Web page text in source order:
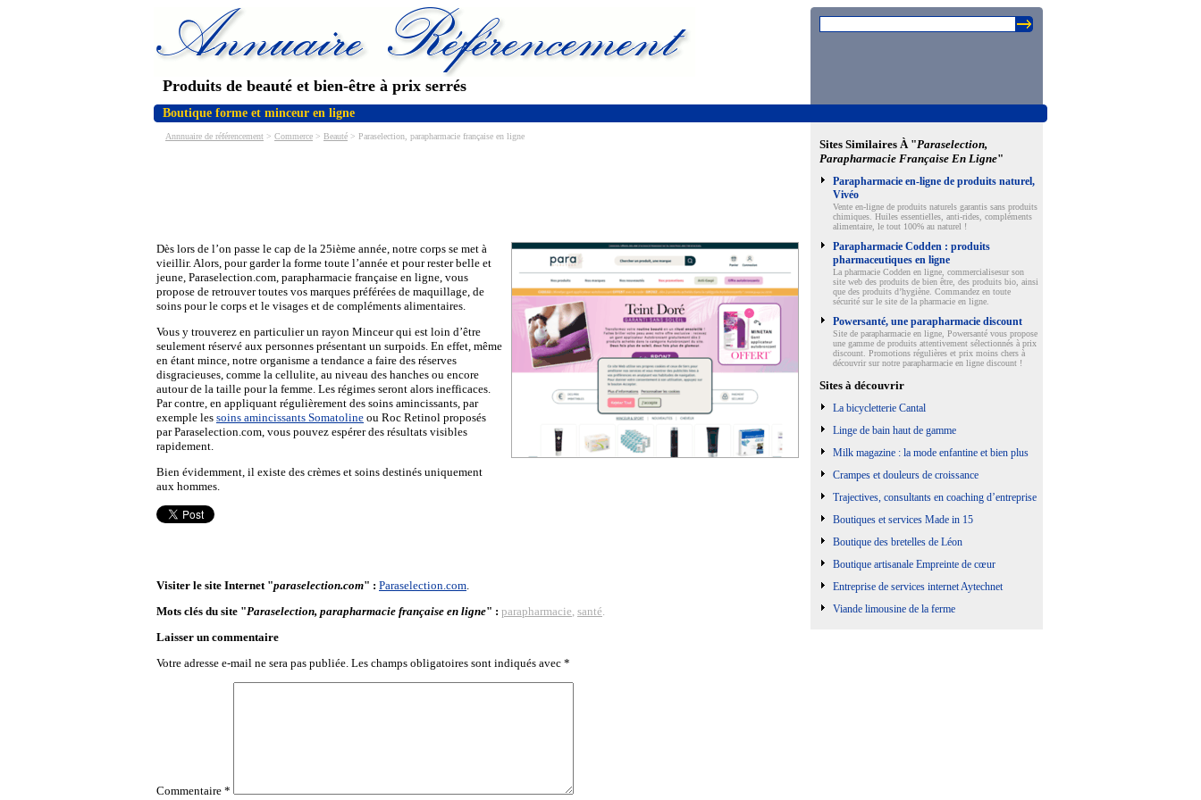
Produits de beauté et bien-être à prix serrés
Boutique forme et minceur en ligne
Annnuaire de référencement > Commerce > Beauté > Paraselection, parapharmacie française en ligne
Dès lors de l’on passe le cap de la 25ième année, notre corps se met à
vieillir. Alors, pour garder la forme toute l’année et pour rester belle et
jeune, Paraselection.com, parapharmacie française en ligne, vous
propose de retrouver toutes vos marques préférées de maquillage, de
soins pour le corps et le visages et de compléments alimentaires.
Vous y trouverez en particulier un rayon Minceur qui est loin d’être
seulement réservé aux personnes présentant un surpoids. En effet, même
en étant mince, notre organisme a tendance a faire des réserves
disgracieuses, comme la cellulite, au niveau des hanches ou encore
autour de la taille pour la femme. Les régimes seront alors inefficaces.
Par contre, en appliquant régulièrement des soins amincissants, par
exemple les soins amincissants Somatoline ou Roc Retinol proposés
par Paraselection.com, vous pouvez espérer des résultats visibles
rapidement.
Bien évidemment, il existe des crèmes et soins destinés uniquement
aux hommes.
Visiter le site Internet "paraselection.com" : Paraselection.com.
Mots clés du site "Paraselection, parapharmacie française en ligne" : parapharmacie, santé.
Laisser un commentaire
Votre adresse e-mail ne sera pas publiée. Les champs obligatoires sont indiqués avec *
Commentaire *
Sites Similaires À "Paraselection,
Parapharmacie Française En Ligne"
Parapharmacie en-ligne de produits naturel,
Vivéo
Vente en-ligne de produits naturels garantis sans produits
chimiques. Huiles essentielles, anti-rides, compléments
alimentaire, le tout 100% au naturel !
Parapharmacie Codden : produits
pharmaceutiques en ligne
La pharmacie Codden en ligne, commercialisesur son
site web des produits de bien être, des produits bio, ainsi
que des produits d’hygiène. Commandez en toute
sécurité sur le site de la pharmacie en ligne.
Powersanté, une parapharmacie discount
Site de parapharmacie en ligne, Powersanté vous propose
une gamme de produits attentivement sélectionnés à prix
discount. Promotions régulières et prix moins chers à
découvrir sur notre parapharmacie en ligne discount !
Sites à découvrir
La bicycletterie Cantal
Linge de bain haut de gamme
Milk magazine : la mode enfantine et bien plus
Crampes et douleurs de croissance
Trajectives, consultants en coaching d’entreprise
Boutiques et services Made in 15
Boutique des bretelles de Léon
Boutique artisanale Empreinte de cœur
Entreprise de services internet Aytechnet
Viande limousine de la ferme